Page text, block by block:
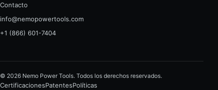
Contacto
info@nemopowertools.com
+1 (866) 601-7404
© 2026 Nemo Power Tools. Todos los derechos reservados.
CertificacionesPatentesPolíticas